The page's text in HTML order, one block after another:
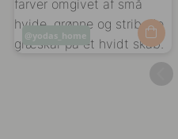
Opslag
yodas_home